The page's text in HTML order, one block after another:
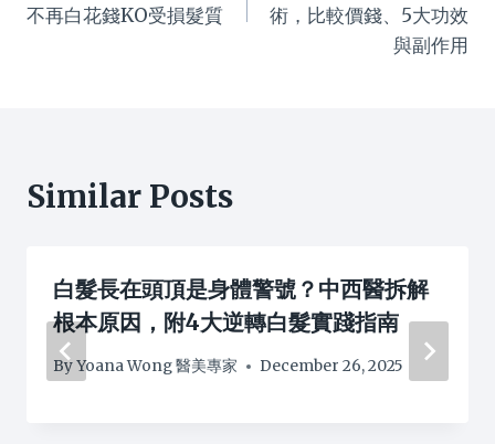
不再白花錢KO受損髮質
術，比較價錢、5大功效
與副作用
Similar Posts
白髮長在頭頂是身體警號？中西醫拆解
根本原因，附4大逆轉白髮實踐指南
ByYoana Wong 醫美專家 December 26, 2025